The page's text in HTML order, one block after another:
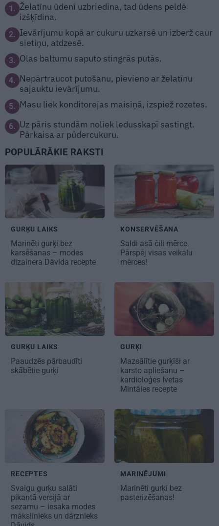
1. Želatīnu ūdenī uzbriedina, tad ūdens peldē
izšķīdina.
2. Ievārījumu kopā ar cukuru uzkarsē un izberž caur
sietiņu, atdzesē.
3. Olas baltumu saputo stingrās putās.
4.
Nepārtraucot putošanu, pievieno ar želatīnu
sajauktu ievārījumu.
5. Masu liek konditorejas maisiņā, izspiež rozetes.
6. Uz pāris stundām noliek ledusskapī sastingt.
Pārkaisa ar pūdercukuru.
POPULĀRĀKIE RAKSTI
GURĶU LAIKS
Marinēti gurķi bez
karsēšanas – modes
dizainera Dāvida recepte
KONSERVĒŠANA
Saldi asā čili mērce.
Pārspēj visas veikalu
mērces!
GURĶU LAIKS
Paaudzēs pārbaudīti
skābētie gurķi
GURĶI
Mazsālītie gurķīši ar
karsto apliešanu –
kardioloģes Ivetas
Mintāles recepte
RECEPTES
Svaigu gurķu salāti
pikantā versijā ar
sezamu – iesaka modes
mākslinieks un dārznieks
MARINĒJUMI
Marinēti gurķi bez
pasterizēšanas!